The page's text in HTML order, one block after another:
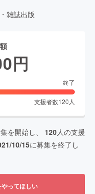
雑誌出版
円
終了
支援者数120 人
を開始し、 120人の支援
10/15に募集を終了し
ってほしい